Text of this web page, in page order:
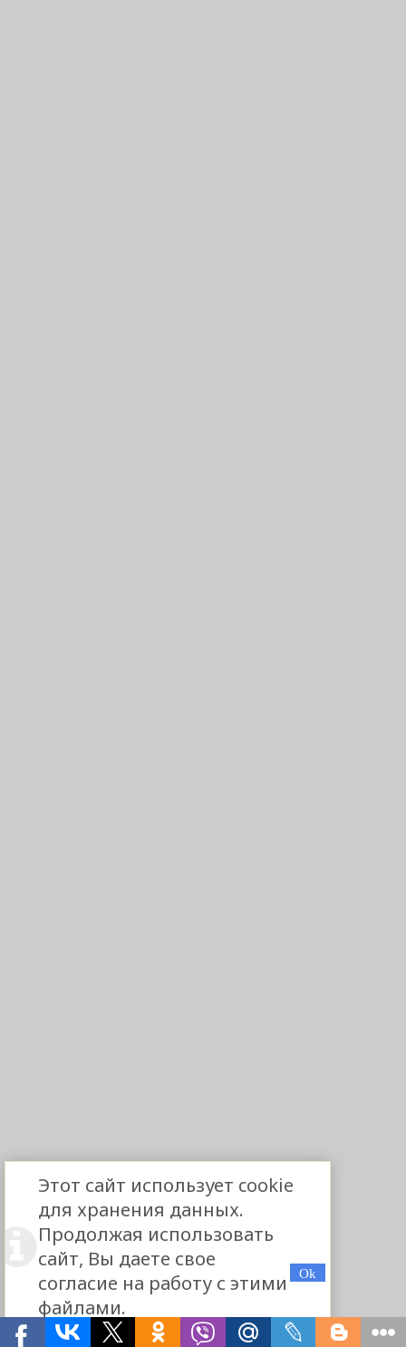
Этот сайт использует cookie
для хранения данных.
Продолжая использовать
сайт, Вы даете свое
согласие на работу с этими
файлами.